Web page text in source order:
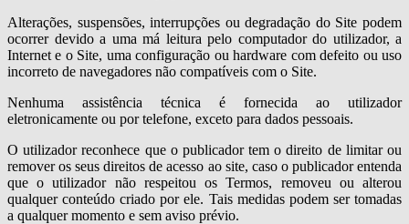
Alterações, suspensões, interrupções ou degradação do Site podem
ocorrer devido a uma má leitura pelo computador do utilizador, a
Internet e o Site, uma configuração ou hardware com defeito ou uso
incorreto de navegadores não compatíveis com o Site.
Nenhuma assistência técnica é fornecida ao utilizador
eletronicamente ou por telefone, exceto para dados pessoais.
O utilizador reconhece que o publicador tem o direito de limitar ou
remover os seus direitos de acesso ao site, caso o publicador entenda
que o utilizador não respeitou os Termos, removeu ou alterou
qualquer conteúdo criado por ele. Tais medidas podem ser tomadas
a qualquer momento e sem aviso prévio.